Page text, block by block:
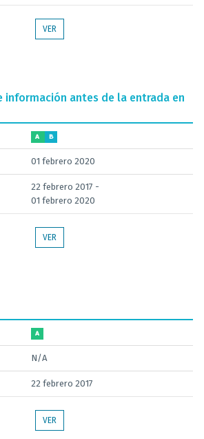
VER
información antes de la entrada en
A B
01 febrero 2020
22 febrero 2017 -
01 febrero 2020
VER
A
N/A
22 febrero 2017
VER